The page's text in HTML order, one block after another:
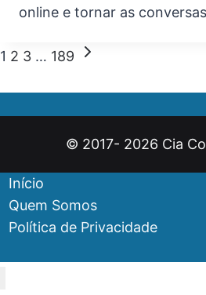
online e tornar as
Navegação
Página
1 2 3 … 189
Página
© 2017- 2026 Cia
Início
Quem Somos
Política de Privacidade